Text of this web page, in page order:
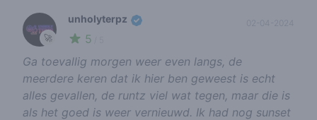
🚀
unholyterpz
5
Ga toevallig morgen weer even langs, de
meerdere keren dat ik hier ben geweest is echt
alles gevallen, de runtz viel wat tegen, maar die is
als het goed is weer vernieuwd. Ik had nog sunset